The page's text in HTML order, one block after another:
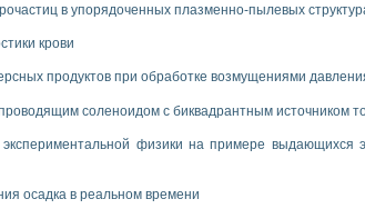
в упорядоченных плазменно-пылевых
крови
продуктов при обработке возмущениями
соленоидом с биквадрантным источником
физики на примере выдающихся
осадка в реальном времени